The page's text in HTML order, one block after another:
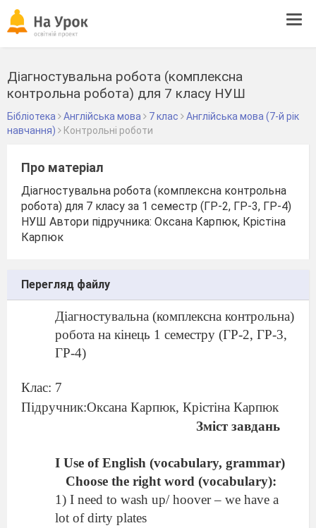
Діагностувальна робота (комплексна
контрольна робота) для 7 класу НУШ
Бібліотека Англійська мова 7 клас
Англійська мова (7-й рік
навчання)
Контрольні роботи
Про матеріал
Діагностувальна робота (комплексна контрольна
робота) для 7 класу за 1 семестр (ГР-2, ГР-3, ГР-4)
НУШ Автори підручника: Оксана Карпюк, Крістіна
Карпюк
Перегляд файлу
Діагностувальна (комплексна контрольна)
робота на кінець 1 семестру (ГР-2, ГР-3,
ГР-4)
Клас: 7
Підручник:Оксана Карпюк, Крістіна Карпюк
Зміст завдань
I Use of English (vocabulary, grammar)
Choose the right word (vocabulary):
1) I need to wash up/ hoover – we have a
lot of dirty plates